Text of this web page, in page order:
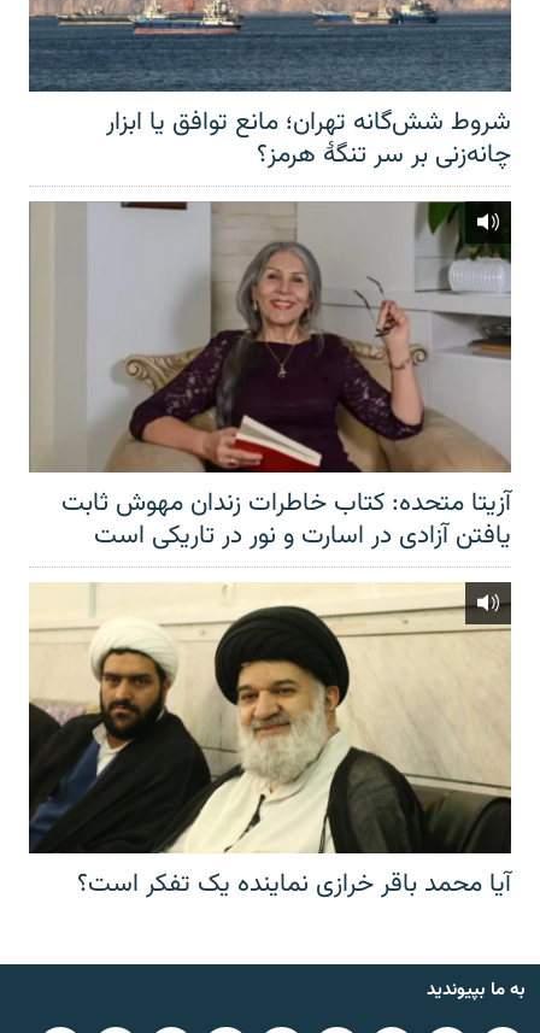
شروط شش‌گانه تهران؛ مانع توافق یا ابزار
چانه‌زنی بر سر تنگهٔ هرمز؟
آزیتا متحده: کتاب خاطرات زندان مهوش ثابت
یافتن آزادی در اسارت و نور در تاریکی است
آیا محمد باقر خرازی نماینده یک تفکر است؟
به ما بپیوندید